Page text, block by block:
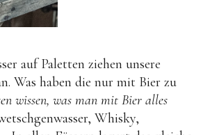
auf Paletten ziehen unsere
Was haben die nur mit Bier zu
wissen, was man mit Bier alles
Whisky,